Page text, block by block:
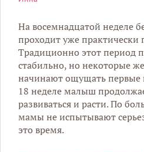
На восемнадцатой неделе
проходит уже практически
Традиционно этот период
стабильно, но некоторые
начинают ощущать первые
18 неделе малыш
развиваться и расти. По
мамы не испытывают
это время.